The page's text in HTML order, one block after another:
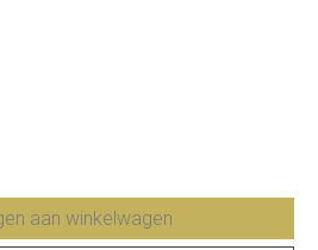
aan winkelwagen